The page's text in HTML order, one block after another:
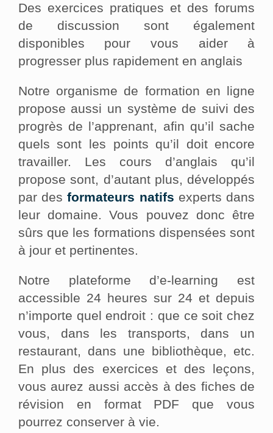
Des exercices pratiques et des forums
de discussion sont également
disponibles pour vous aider à
progresser plus rapidement en anglais
Notre organisme de formation en ligne
propose aussi un système de suivi des
progrès de l’apprenant, afin qu’il sache
quels sont les points qu’il doit encore
travailler. Les cours d’anglais qu’il
propose sont, d’autant plus, développés
par desformateurs natifs experts dans
leur domaine. Vous pouvez donc être
sûrs que les formations dispensées sont
à jour et pertinentes.
Notre plateforme d’e-learning est
accessible 24 heures sur 24 et depuis
n’importe quel endroit : que ce soit chez
vous, dans les transports, dans un
restaurant, dans une bibliothèque, etc.
En plus des exercices et des leçons,
vous aurez aussi accès à des fiches de
révision en format PDF que vous
pourrez conserver à vie.